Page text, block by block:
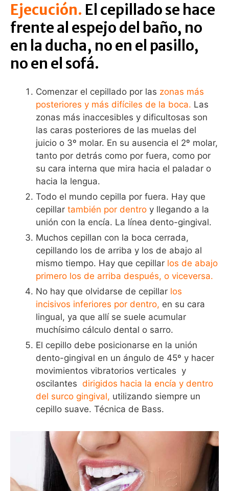
Ejecución. El cepillado se hace
frente al espejo del baño, no
en la ducha, no en el pasillo,
no en el sofá.
Comenzar el cepillado por las zonas más
posteriores y más difíciles de la boca. Las
zonas más inaccesibles y dificultosas son
las caras posteriores de las muelas del
juicio o 3º molar. En su ausencia el 2º molar,
tanto por detrás como por fuera, como por
su cara interna que mira hacia el paladar o
hacia la lengua.
Todo el mundo cepilla por fuera. Hay que
cepillar también por dentro y llegando a la
unión con la encía. La línea dento-gingival.
Muchos cepillan con la boca cerrada,
cepillando los de arriba y los de abajo al
mismo tiempo. Hay que cepillar los de abajo
primero los de arriba después, o viceversa.
No hay que olvidarse de cepillar los
incisivos inferiores por dentro, en su cara
lingual, ya que allí se suele acumular
muchísimo cálculo dental o sarro.
El cepillo debe posicionarse en la unión
dento-gingival en un ángulo de 45º y hacer
movimientos vibratorios verticales y
oscilantes dirigidos hacia la encía y dentro
del surco gingival, utilizando siempre un
cepillo suave. Técnica de Bass.